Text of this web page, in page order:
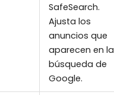
SafeSearch.
Ajusta los
anuncios que
aparecen en la
búsqueda de
Google.